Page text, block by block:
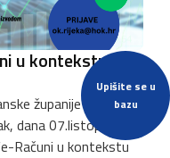
Upišite se u
bazu
u kontekstu
županije u suradnji
dana 07.listopada
Računi u kontekstu